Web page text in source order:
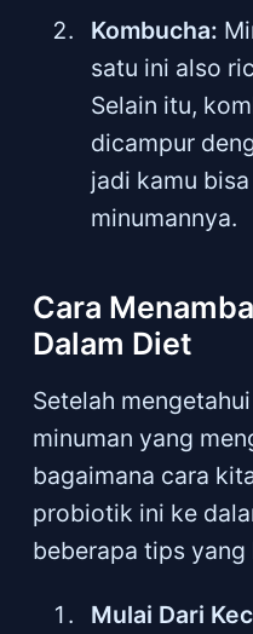
Kombucha:
satu ini also
Selain itu,
dicampur
jadi kamu
minumannya.
Cara
Dalam Diet
Setelah
minuman yang
bagaimana cara
probiotik ini ke
beberapa tips
Mulai Dari